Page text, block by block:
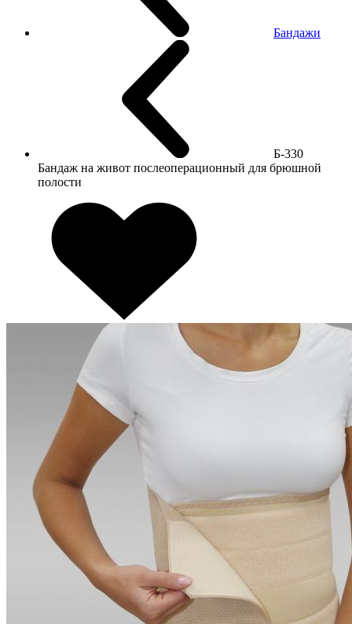
Бандажи
Б-330
Бандаж на живот послеоперационный для брюшной
полости